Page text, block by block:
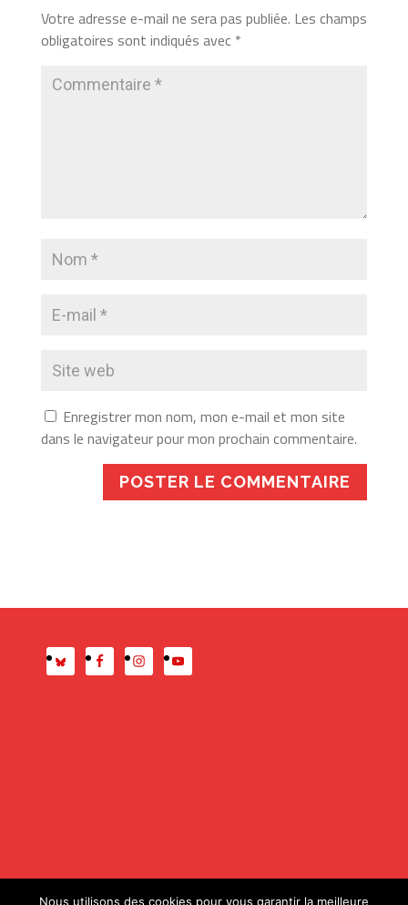
Votre adresse e-mail ne sera pas publiée. Les champs
obligatoires sont indiqués avec *
Enregistrer mon nom, mon e-mail et mon site
dans le navigateur pour mon prochain commentaire.
Presse Mentions légales
Nous utilisons des cookies pour vous garantir la meilleure